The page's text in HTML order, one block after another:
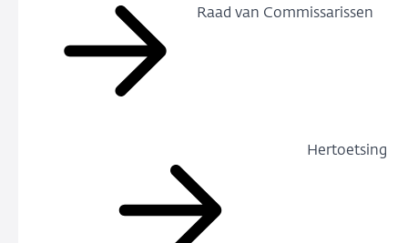
Raad van Commissarissen
Hertoetsing